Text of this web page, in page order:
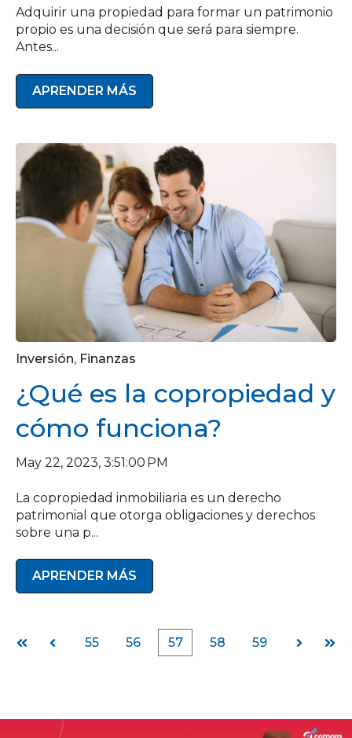
Adquirir una propiedad para formar un patrimonio
propio es una decisión que será para siempre.
Antes...
APRENDER MÁS
Inversión, Finanzas
¿Qué es la copropiedad y
cómo funciona?
May 22, 2023, 3:51:00 PM
La copropiedad inmobiliaria es un derecho
patrimonial que otorga obligaciones y derechos
sobre una p...
APRENDER MÁS
PrimeraAnterior
55 56 57 58 59
Siguiente